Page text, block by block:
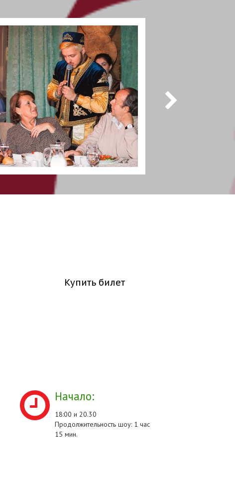
Купить билет
Начало:
18:00 и 20.30
Продолжительность шоу: 1 час
15 мин.